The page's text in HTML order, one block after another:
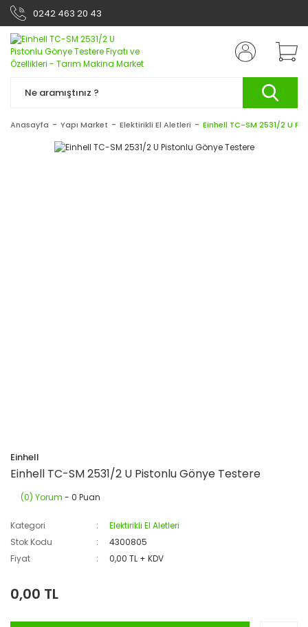
0242 463 20 43
Anasayfa Yapı Market Elektirikli El Aletleri Einhell TC-SM 2531/2 U
Einhell
Einhell TC-SM 2531/2 U Pistonlu Gönye Testere
(0) Yorum - 0 Puan
Kategori
Elektirikli El Aletleri
Stok Kodu
4300805
Fiyat
0,00 TL + KDV
0,00 TL